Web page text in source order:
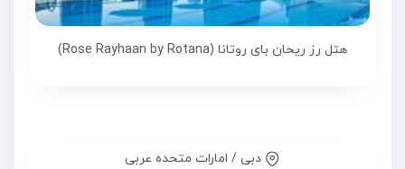
هتل رز ریحان بای روتانا (Rose Rayhaan by Rotana)
دبی / امارات متحده عربی